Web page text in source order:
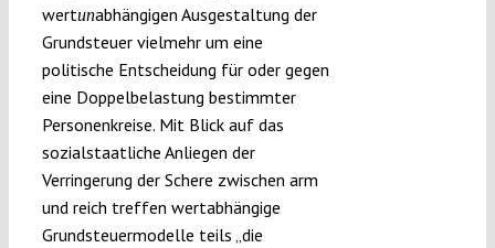
wertunabhängigen Ausgestaltung der
Grundsteuer vielmehr um eine
politische Entscheidung für oder gegen
eine Doppelbelastung bestimmter
Personenkreise. Mit Blick auf das
sozialstaatliche Anliegen der
Verringerung der Schere zwischen arm
und reich treffen wertabhängige
Grundsteuermodelle teils „die